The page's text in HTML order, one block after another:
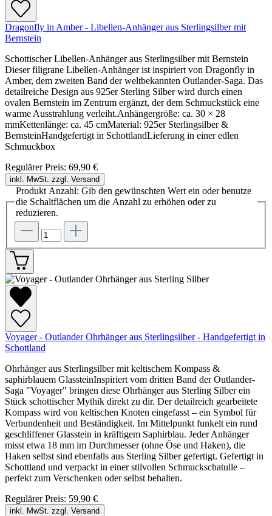
Dragonfly in Amber - Libellen-Anhänger aus Sterlingsilber mit
Bernstein
Schottischer Libellen-Anhänger aus Sterlingsilber mit Bernstein
Dieser filigrane Libellen-Anhänger ist inspiriert von Dragonfly in
Amber, dem zweiten Band der weltbekannten Outlander-Saga. Das
detailreiche Design aus 925er Sterling Silber wird durch einen
ovalen Bernstein im Zentrum ergänzt, der dem Schmuckstück eine
warme Ausstrahlung verleiht.Anhängergröße: ca. 30 × 28
mmKettenlänge: ca. 45 cmMaterial: 925er Sterlingsilber &
BernsteinHandgefertigt in SchottlandLieferung in einer edlen
Schmuckbox
Regulärer Preis: 69,90 €
inkl. MwSt. zzgl. Versand
Produkt Anzahl: Gib den gewünschten Wert ein oder benutze
die Schaltflächen um die Anzahl zu erhöhen oder zu
reduzieren.
Voyager - Outlander Ohrhänger aus Sterlingsilber - Handgefertigt in
Schottland
Ohrhänger aus Sterlingsilber mit keltischem Kompass &
saphirblauem GlassteinInspiriert vom dritten Band der Outlander-
Saga "Voyager" bringen diese Ohrhänger aus Sterling Silber ein
Stück schottischer Mythik direkt zu dir. Der detailreich gearbeitete
Kompass wird von keltischen Knoten eingefasst – ein Symbol für
Verbundenheit und Beständigkeit. Im Mittelpunkt funkelt ein rund
geschliffener Glasstein in kräftigem Saphirblau. Jeder Anhänger
misst etwa 18 mm im Durchmesser (ohne Öse und Haken), die
Haken selbst sind ebenfalls aus Sterling Silber gefertigt. Gefertigt in
Schottland und verpackt in einer stilvollen Schmuckschatulle –
perfekt zum Verschenken oder selbst behalten.
Regulärer Preis: 59,90 €
inkl. MwSt. zzgl. Versand